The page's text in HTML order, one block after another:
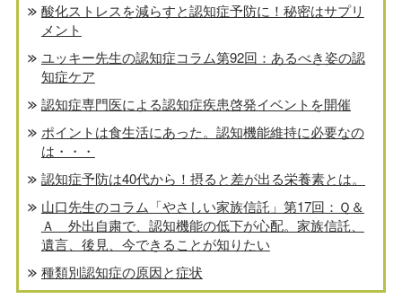
酸化ストレスを減らすと認知症予防に！秘密はサプリ
メント
ユッキー先生の認知症コラム第92回：あるべき姿の認
知症ケア
認知症専門医による認知症疾患啓発イベントを開催
ポイントは食生活にあった。認知機能維持に必要なの
は・・・
認知症予防は40代から！摂ると差が出る栄養素とは。
山口先生のコラム「やさしい家族信託」第17回：Ｑ＆
Ａ 外出自粛で、認知機能の低下が心配。家族信託、
遺言、後見、今できることが知りたい
種類別認知症の原因と症状